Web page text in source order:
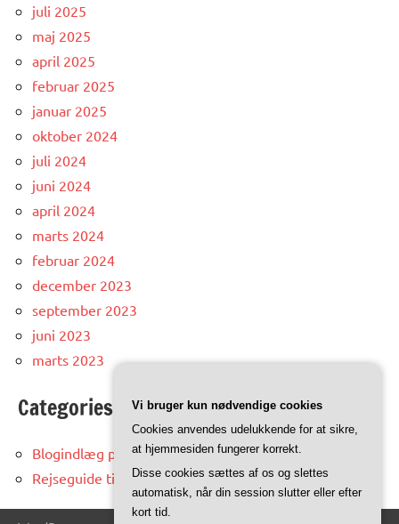
juli 2025
maj 2025
april 2025
februar 2025
januar 2025
oktober 2024
juli 2024
juni 2024
april 2024
marts 2024
februar 2024
december 2023
september 2023
juni 2023
marts 2023
Categories
Blogindlæg på trinidad.dk
Rejseguide til Trinidad og Tobago
Vi bruger kun nødvendige cookies
Cookies anvendes udelukkende for at sikre,
at hjemmesiden fungerer korrekt.
Disse cookies sættes af os og slettes
automatisk, når din session slutter eller efter
kort tid.